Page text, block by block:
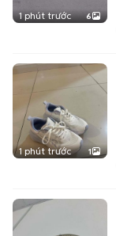
1 phút trước 6
1 phút trước 1